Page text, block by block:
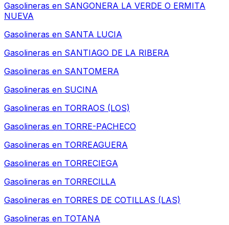
Gasolineras en SANGONERA LA VERDE O ERMITA
NUEVA
Gasolineras en SANTA LUCIA
Gasolineras en SANTIAGO DE LA RIBERA
Gasolineras en SANTOMERA
Gasolineras en SUCINA
Gasolineras en TORRAOS (LOS)
Gasolineras en TORRE-PACHECO
Gasolineras en TORREAGUERA
Gasolineras en TORRECIEGA
Gasolineras en TORRECILLA
Gasolineras en TORRES DE COTILLAS (LAS)
Gasolineras en TOTANA